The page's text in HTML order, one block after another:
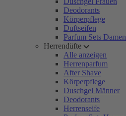
Deodorants
Körperpflege
Duftseifen
Parfum Sets Damen
Herrendüfte
Alle anzeigen
Herrenparfum
After Shave
Körperpflege
Duschgel Männer
Deodorants
Herrenseife